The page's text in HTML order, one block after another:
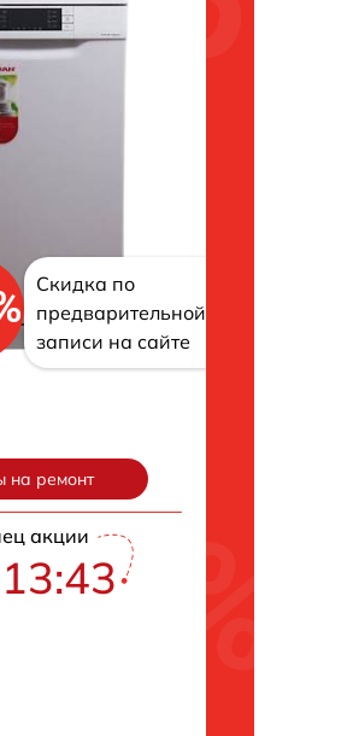
Скидка по
предварительной
записи на сайте
на ремонт
акции